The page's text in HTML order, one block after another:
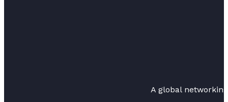
A global